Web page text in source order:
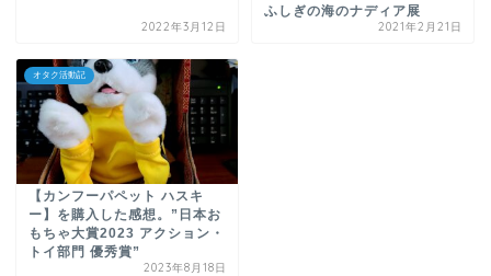
2022年3月12日
ふしぎの海のナディア展
2021年2月21日
オタク活動記
【カンフーパペット ハスキ
ー】を購入した感想。”日本お
もちゃ大賞2023 アクション・
トイ部門 優秀賞”
2023年8月18日